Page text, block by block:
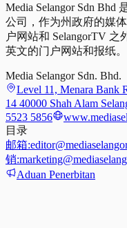
Media Selangor Sdn
公司，作为州政府的媒
户网站和 SelangorTV
英文的门户网站和报纸。
Media Selangor Sdn. Bhd.
Level 11, Menara Bank
14 40000 Shah Alam
5523 5856
目录
邮箱:
销:
Aduan Penerbitan